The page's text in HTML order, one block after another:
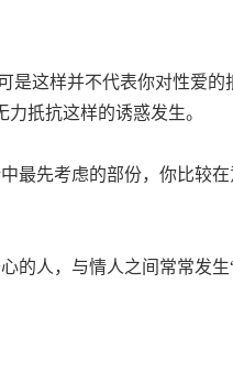
这样并不代表你对性爱的
扺抗这样的诱惑发生。
先考虑的部份，你比较
人，与情人之间常常发生